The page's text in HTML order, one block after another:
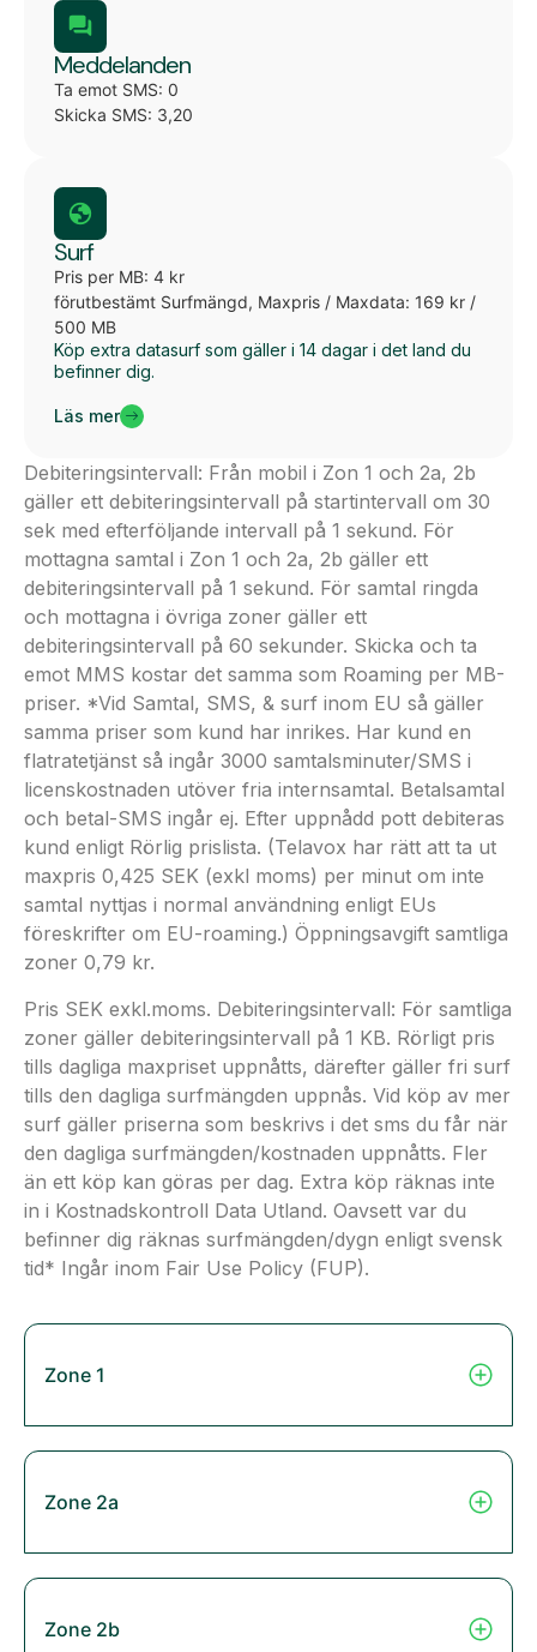
Meddelanden
Ta emot SMS: 0
Skicka SMS: 3,20
Surf
Pris per MB: 4 kr
förutbestämt Surfmängd, Maxpris / Maxdata: 169 kr /
500 MB
Köp extra datasurf som gäller i 14 dagar i det land du
befinner dig.
Läs mer
Debiteringsintervall: Från mobil i Zon 1 och 2a, 2b
gäller ett debiteringsintervall på startintervall om 30
sek med efterföljande intervall på 1 sekund. För
mottagna samtal i Zon 1 och 2a, 2b gäller ett
debiteringsintervall på 1 sekund. För samtal ringda
och mottagna i övriga zoner gäller ett
debiteringsintervall på 60 sekunder. Skicka och ta
emot MMS kostar det samma som Roaming per MB-
priser. *Vid Samtal, SMS, & surf inom EU så gäller
samma priser som kund har inrikes. Har kund en
flatratetjänst så ingår 3000 samtalsminuter/SMS i
licenskostnaden utöver fria internsamtal. Betalsamtal
och betal-SMS ingår ej. Efter uppnådd pott debiteras
kund enligt Rörlig prislista. (Telavox har rätt att ta ut
maxpris 0,425 SEK (exkl moms) per minut om inte
samtal nyttjas i normal användning enligt EUs
föreskrifter om EU-roaming.) Öppningsavgift samtliga
zoner 0,79 kr.
Pris SEK exkl.moms. Debiteringsintervall: För samtliga
zoner gäller debiteringsintervall på 1 KB. Rörligt pris
tills dagliga maxpriset uppnåtts, därefter gäller fri surf
tills den dagliga surfmängden uppnås. Vid köp av mer
surf gäller priserna som beskrivs i det sms du får när
den dagliga surfmängden/kostnaden uppnåtts. Fler
än ett köp kan göras per dag. Extra köp räknas inte
in i Kostnadskontroll Data Utland. Oavsett var du
befinner dig räknas surfmängden/dygn enligt svensk
tid* Ingår inom Fair Use Policy (FUP).
Zone 1
Zone 2a
Zone 2b